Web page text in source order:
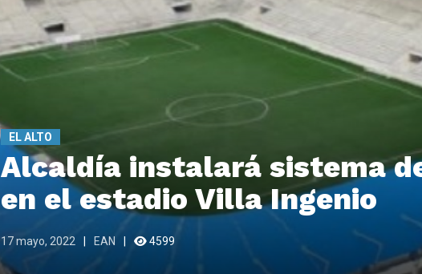
EL ALTO
Alcaldía instalará sistema
en el estadio Villa Ingenio
17 mayo, 2022 EAN 4599